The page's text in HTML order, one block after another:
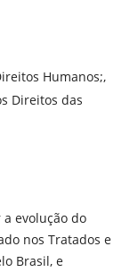
Humanos;,
Direitos das
evolução do
nos Tratados e
Brasil, e